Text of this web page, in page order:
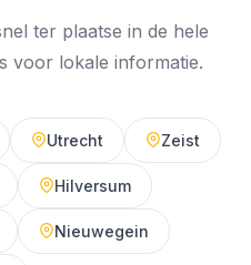
ter plaatse in de hele
voor lokale informatie.
Utrecht Zeist
Hilversum
Nieuwegein